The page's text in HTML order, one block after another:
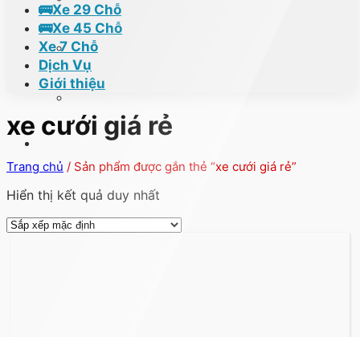
🚌Xe 29 Chỗ
🚌Xe 45 Chỗ
Xe 7 Chỗ
Dịch Vụ
Giới thiệu
xe cưới giá rẻ
Trang chủ / Sản phẩm được gắn thẻ “xe cưới giá rẻ”
Hiển thị kết quả duy nhất